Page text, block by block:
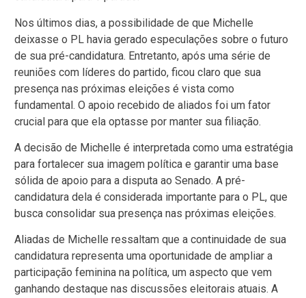
Nos últimos dias, a possibilidade de que Michelle
deixasse o PL havia gerado especulações sobre o futuro
de sua pré-candidatura. Entretanto, após uma série de
reuniões com líderes do partido, ficou claro que sua
presença nas próximas eleições é vista como
fundamental. O apoio recebido de aliados foi um fator
crucial para que ela optasse por manter sua filiação.
A decisão de Michelle é interpretada como uma estratégia
para fortalecer sua imagem política e garantir uma base
sólida de apoio para a disputa ao Senado. A pré-
candidatura dela é considerada importante para o PL, que
busca consolidar sua presença nas próximas eleições.
Aliadas de Michelle ressaltam que a continuidade de sua
candidatura representa uma oportunidade de ampliar a
participação feminina na política, um aspecto que vem
ganhando destaque nas discussões eleitorais atuais. A